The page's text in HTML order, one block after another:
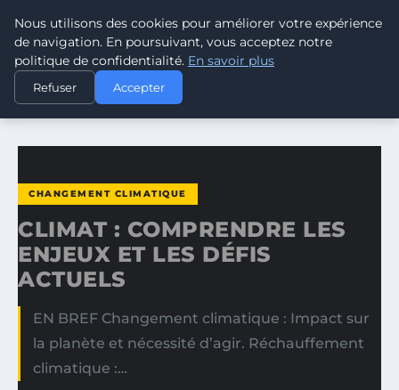
CLIMATE RESPONSE BLOG
ACCUEIL
CHANGEMENT CLIMATIQUE
CLIMAT : COMPRENDRE LES ENJEUX ET LES DÉFIS ACTUELS
CHANGEMENT CLIMATIQUE
CLIMAT : COMPRENDRE LES
ENJEUX ET LES DÉFIS
ACTUELS
EN BREF Changement climatique : Impact sur
la planète et nécessité d’agir. Réchauffement
climatique :…
Nous utilisons des cookies pour améliorer votre expérience
de navigation. En poursuivant, vous acceptez notre
politique de confidentialité. En savoir plus
Refuser Accepter